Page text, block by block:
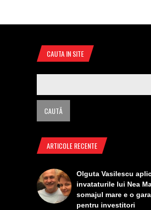
CAUTA IN SITE
ARTICOLE RECENTE
Olguta Vasilescu
invataturile lui Nea
somajul mare e o
pentru investitori